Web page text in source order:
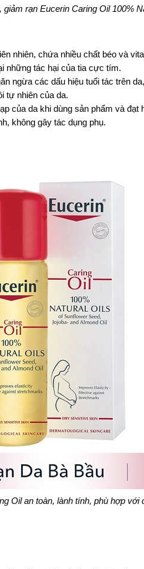
rạn Eucerin Caring Oil 100%
nhiên, chứa nhiều chất béo và
những tác hại của tia cực tím.
ngừa các dấu hiệu tuổi tác trên
tự nhiên của da.
của da khi dùng sản phẩm và
không gây tác dụng phụ.
Oil an toàn, lành tính, phù hợp với